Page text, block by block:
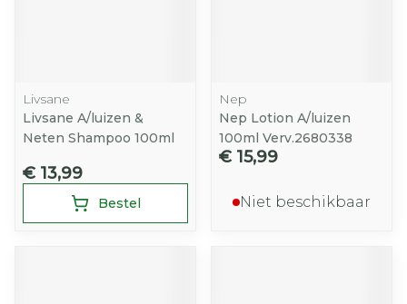
Livsane
Livsane A/luizen &
Neten Shampoo 100ml
€ 13,99
Bestel
Nep
Nep Lotion A/luizen
100ml Verv.2680338
€ 15,99
Niet beschikbaar